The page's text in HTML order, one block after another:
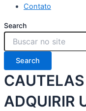
Contato
Search
Search
ADQUIRIR